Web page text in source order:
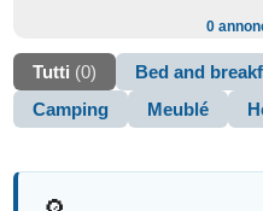
0
Tutti (0) Bed and
Camping
Meublé